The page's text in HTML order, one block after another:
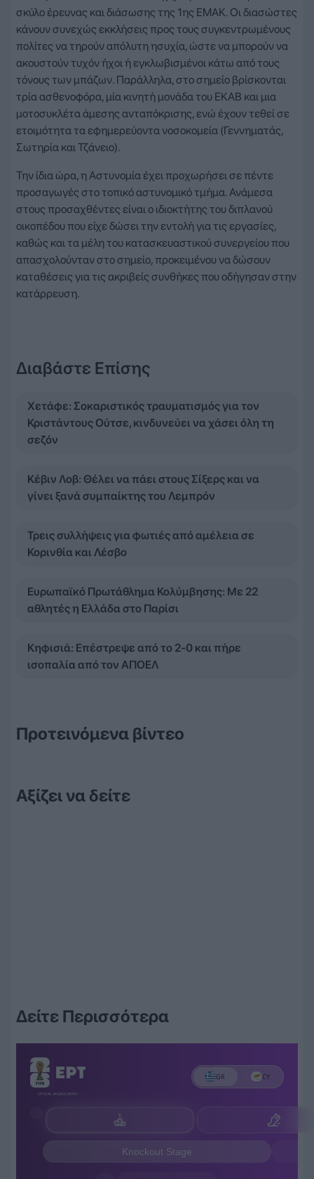
σκύλο έρευνας και διάσωσης της 1ης ΕΜΑΚ. Οι διασώστες
κάνουν συνεχώς εκκλήσεις προς τους συγκεντρωμένους
πολίτες να τηρούν απόλυτη ησυχία, ώστε να μπορούν να
ακουστούν τυχόν ήχοι ή εγκλωβισμένοι κάτω από τους
τόνους των μπάζων. Παράλληλα, στο σημείο βρίσκονται
τρία ασθενοφόρα, μία κινητή μονάδα του ΕΚΑΒ και μια
μοτοσυκλέτα άμεσης ανταπόκρισης, ενώ έχουν τεθεί σε
ετοιμότητα τα εφημερεύοντα νοσοκομεία (Γεννηματάς,
Σωτηρία και Τζάνειο).
Την ίδια ώρα, η Αστυνομία έχει προχωρήσει σε πέντε
προσαγωγές στο τοπικό αστυνομικό τμήμα. Ανάμεσα
στους προσαχθέντες είναι ο ιδιοκτήτης του διπλανού
οικοπέδου που είχε δώσει την εντολή για τις εργασίες,
καθώς και τα μέλη του κατασκευαστικού συνεργείου που
απασχολούνταν στο σημείο, προκειμένου να δώσουν
καταθέσεις για τις ακριβείς συνθήκες που οδήγησαν στην
κατάρρευση.
Διαβάστε Επίσης
Χετάφε: Σοκαριστικός τραυματισμός για τον
Κριστάντους Ούτσε, κινδυνεύει να χάσει όλη τη
σεζόν
Κέβιν Λοβ: Θέλει να πάει στους Σίξερς και να
γίνει ξανά συμπαίκτης του Λεμπρόν
Τρεις συλλήψεις για φωτιές από αμέλεια σε
Κορινθία και Λέσβο
Ευρωπαϊκό Πρωτάθλημα Κολύμβησης: Με 22
αθλητές η Ελλάδα στο Παρίσι
Κηφισιά: Επέστρεψε από το 2-0 και πήρε
ισοπαλία από τον ΑΠΟΕΛ
Προτεινόμενα βίντεο
Αξίζει να δείτε
Δείτε Περισσότερα